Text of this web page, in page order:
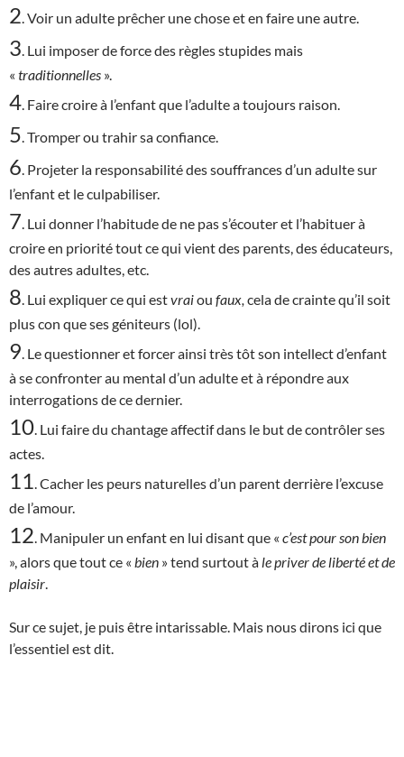
2 . Voir un adulte prêcher une chose et en faire une autre.
3 . Lui imposer de force des règles stupides mais
« traditionnelles ».
4 . Faire croire à l’enfant que l’adulte a toujours raison.
5 . Tromper ou trahir sa confiance.
6 . Projeter la responsabilité des souffrances d’un adulte sur
l’enfant et le culpabiliser.
7 . Lui donner l’habitude de ne pas s’écouter et l’habituer à
croire en priorité tout ce qui vient des parents, des éducateurs,
des autres adultes, etc.
8 . Lui expliquer ce qui estvraiou faux, cela de crainte qu’il soit
plus con que ses géniteurs (lol).
9 . Le questionner et forcer ainsi très tôt son intellect d’enfant
à se confronter au mental d’un adulte et à répondre aux
interrogations de ce dernier.
10 . Lui faire du chantage affectif dans le but de contrôler ses
actes.
11 . Cacher les peurs naturelles d’un parent derrière l’excuse
de l’amour.
12 . Manipuler un enfant en lui disant que « c’estpour son bien
», alors que tout ce « bien » tend surtout à le priver de liberté et de
plaisir
Sur ce sujet, je puis être intarissable. Mais nous dirons ici que
l’essentiel est dit.